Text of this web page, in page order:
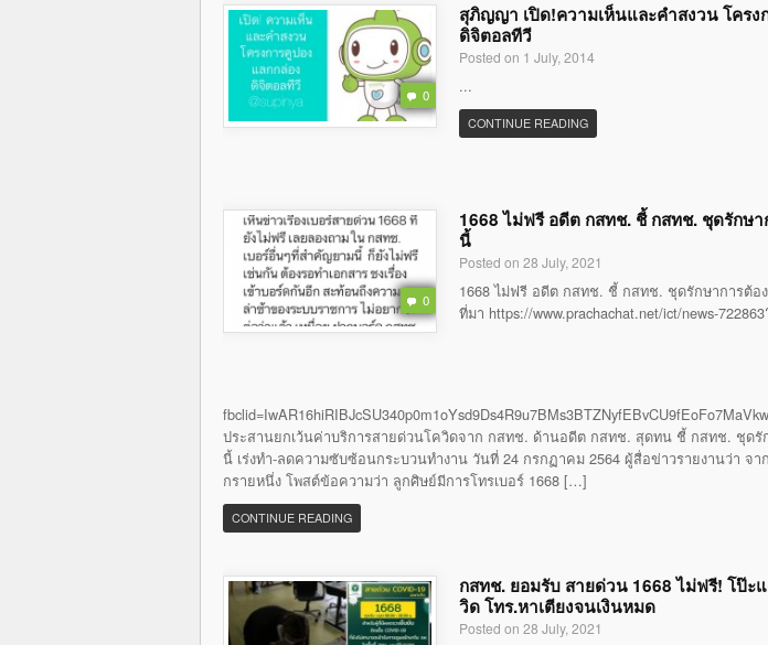
0
สุภิญญา เปิด!ความเห็นและคำสงวน โครง
ดิจิตอลทีวี
Posted on 1 July, 2014
...
CONTINUE READING
0
1668 ไม่ฟรี อดีต กสทช. ชี้ กสทช. ชุดรักษ
นี้
Posted on 28 July, 2021
1668 ไม่ฟรี อดีต กสทช. ชี้ กสทช. ชุดรักษาการต้
ที่มา https://www.prachachat.net/ict/news-
ประสานยกเว้นค่าบริการสายด่วนโควิดจาก กสทช. ด้านอดีต กสทช. สุดทน ชี้ กสทช. ชุดรั
นี้ เร่งทำ-ลดความซับซ้อนกระบวนทำงาน วันที่ 24 กรกฏาคม 2564 ผู้สื่อข่าวรายงานว่า จ
กรายหนึ่ง โพสต์ข้อความว่า ลูกศิษย์มีการโทรเบอร์ 1668 […]
CONTINUE READING
กสทช. ยอมรับ สายด่วน 1668 ไม่ฟรี! โป๊
วิด โทร.หาเตียงจนเงินหมด
Posted on 28 July, 2021